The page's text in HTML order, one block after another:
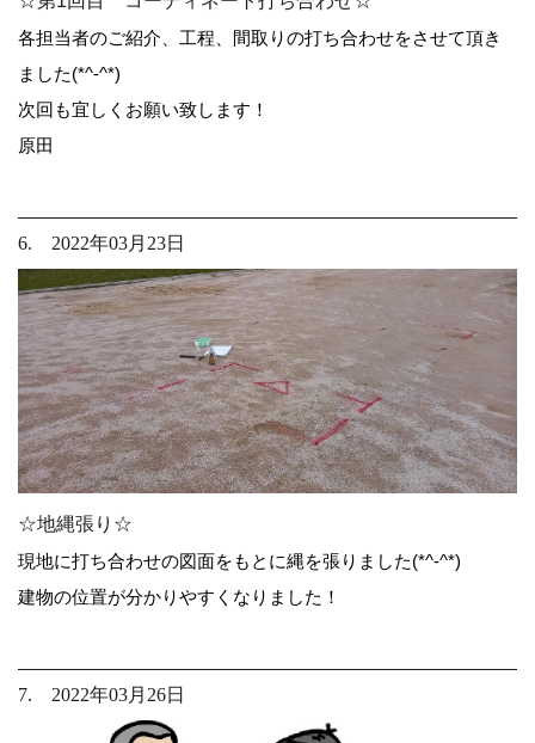
各担当者のご紹介、工程、間取りの打ち合わせをさせて頂き
ました(*^-^*)
次回も宜しくお願い致します！
原田
6. 2022年03月23日
☆地縄張り☆
現地に打ち合わせの図面をもとに縄を張りました(*^-^*)
建物の位置が分かりやすくなりました！
7. 2022年03月26日